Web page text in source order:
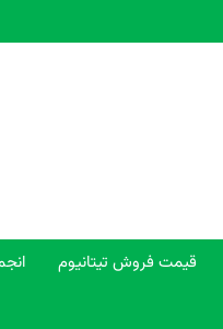
قیمت فروش تیتانیوم